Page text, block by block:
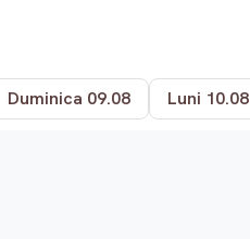
Duminica 09.08 Luni 10.08